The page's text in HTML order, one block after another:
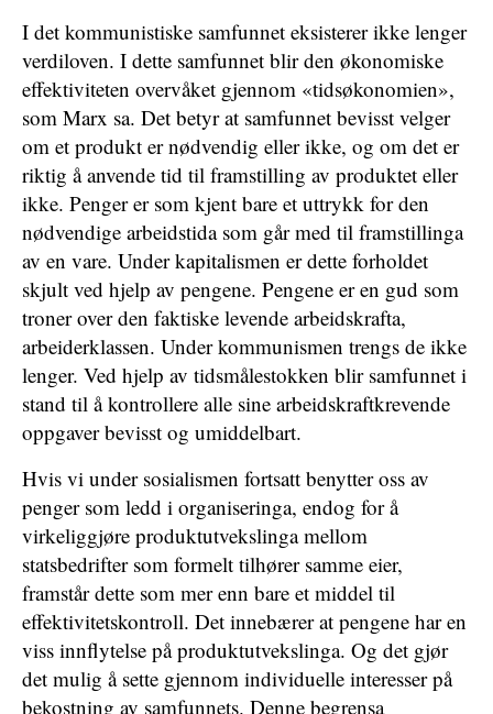
I det kommunistiske samfunnet eksisterer ikke lenger
verdiloven. I dette samfunnet blir den økonomiske
effektiviteten overvåket gjennom «tidsøkonomien»,
som Marx sa. Det betyr at samfunnet bevisst velger
om et produkt er nødvendig eller ikke, og om det er
riktig å anvende tid til framstilling av produktet eller
ikke. Penger er som kjent bare et uttrykk for den
nødvendige arbeidstida som går med til framstillinga
av en vare. Under kapitalismen er dette forholdet
skjult ved hjelp av pengene. Pengene er en gud som
troner over den faktiske levende arbeidskrafta,
arbeiderklassen. Under kommunismen trengs de ikke
lenger. Ved hjelp av tidsmålestokken blir samfunnet i
stand til å kontrollere alle sine arbeidskraftkrevende
oppgaver bevisst og umiddelbart.
Hvis vi under sosialismen fortsatt benytter oss av
penger som ledd i organiseringa, endog for å
virkeliggjøre produktutvekslinga mellom
statsbedrifter som formelt tilhører samme eier,
framstår dette som mer enn bare et middel til
effektivitetskontroll. Det innebærer at pengene har en
viss innflytelse på produktutvekslinga. Og det gjør
det mulig å sette gjennom individuelle interesser på
bekostning av samfunnets. Denne begrensa